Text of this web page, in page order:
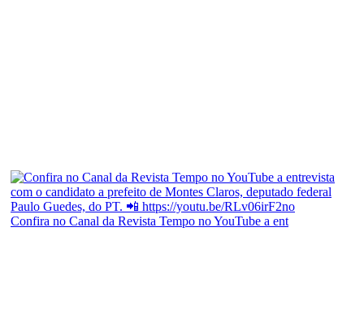
Confira no Canal da Revista Tempo no YouTube a ent